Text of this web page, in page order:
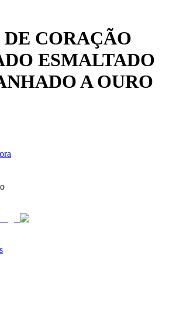
CORAÇÃO
ESMALTADO
A OURO